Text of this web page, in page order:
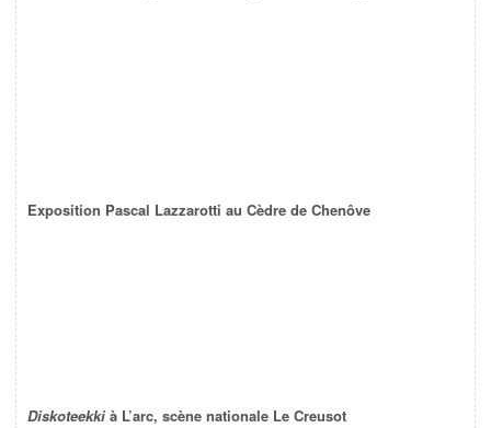
Exposition Pascal Lazzarotti au Cèdre de Chenôve
Diskoteekki à L’arc, scène nationale Le Creusot